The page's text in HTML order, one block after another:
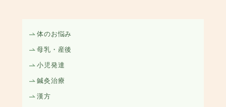
体のお悩み
母乳・産後
小児発達
鍼灸治療
漢方